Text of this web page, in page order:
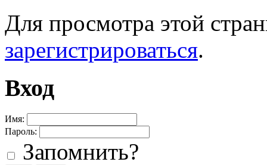
Для просмотра этой
зарегистрироваться.
Вход
Имя:
Пароль:
Запомнить?